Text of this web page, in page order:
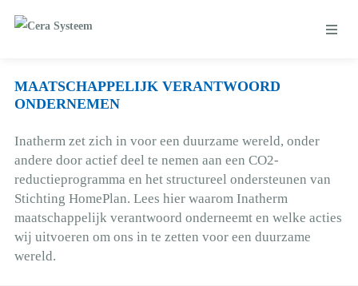
MAATSCHAPPELIJK VERANTWOORD
ONDERNEMEN
Inatherm zet zich in voor een duurzame wereld, onder
andere door actief deel te nemen aan een CO2-
reductieprogramma en het structureel ondersteunen van
Stichting HomePlan. Lees hier waarom Inatherm
maatschappelijk verantwoord onderneemt en welke acties
wij uitvoeren om ons in te zetten voor een duurzame
wereld.